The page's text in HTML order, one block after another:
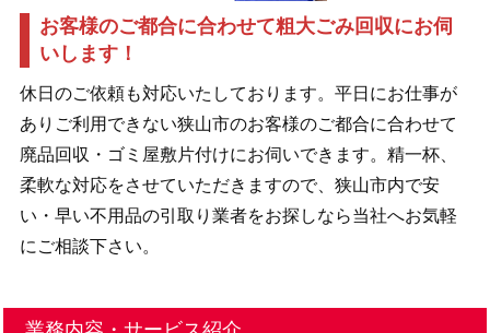
お客様のご都合に合わせて粗大ごみ回収にお伺
いします！
休日のご依頼も対応いたしております。平日にお仕事が
ありご利用できない狭山市のお客様のご都合に合わせて
廃品回収・ゴミ屋敷片付けにお伺いできます。精一杯、
柔軟な対応をさせていただきますので、狭山市内で安
い・早い不用品の引取り業者をお探しなら当社へお気軽
にご相談下さい。